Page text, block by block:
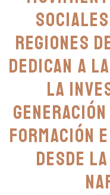
regiones
dedican a
la
formación
desde